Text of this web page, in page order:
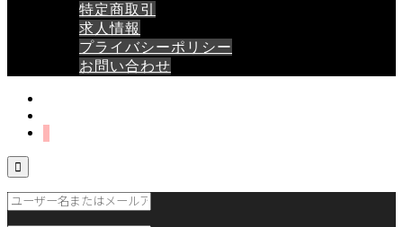
特定商取引
求人情報
プライバシーポリシー
お問い合わせ
